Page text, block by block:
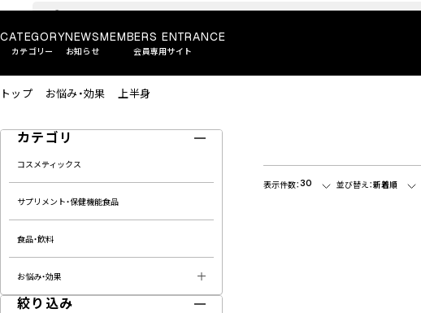
CATEGORY
カテゴリー
NEWS
お知らせ
MEMBERS ENTRANCE
会員専用サイト
トップ お悩み・効果 上半身
カテゴリ
コスメティックス
サプリメント・保健機能食品
食品・飲料
お悩み・効果
絞り込み
表示件数：30 並び替え：新着順